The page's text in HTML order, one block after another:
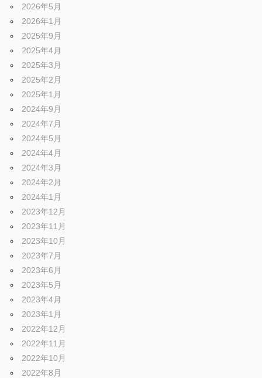
2026年5月
2026年1月
2025年9月
2025年4月
2025年3月
2025年2月
2025年1月
2024年9月
2024年7月
2024年5月
2024年4月
2024年3月
2024年2月
2024年1月
2023年12月
2023年11月
2023年10月
2023年7月
2023年6月
2023年5月
2023年4月
2023年1月
2022年12月
2022年11月
2022年10月
2022年8月